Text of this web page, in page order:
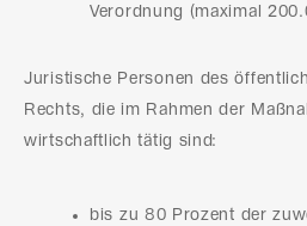
Verordnung (maximal
Juristische Personen des
Rechts, die im Rahmen der
wirtschaftlich tätig sind:
bis zu 80 Prozent der